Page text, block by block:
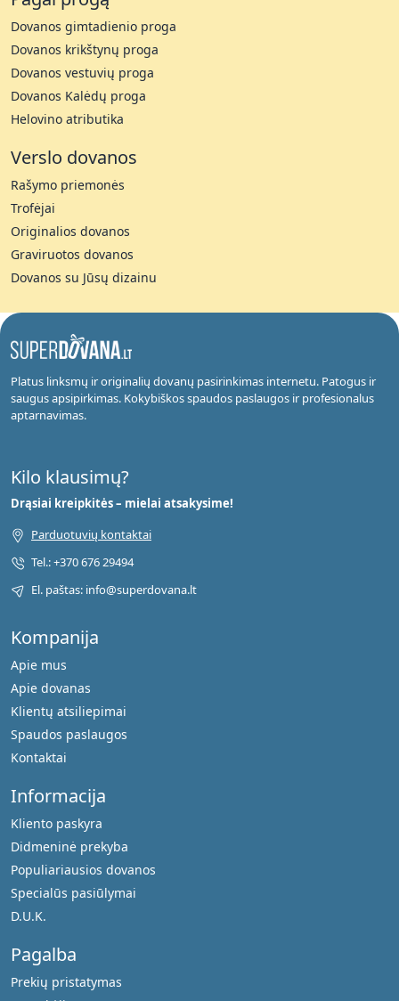
Dovanos gimtadienio proga
Dovanos krikštynų proga
Dovanos vestuvių proga
Dovanos Kalėdų proga
Helovino atributika
Verslo dovanos
Rašymo priemonės
Trofėjai
Originalios dovanos
Graviruotos dovanos
Dovanos su Jūsų dizainu
Platus linksmų ir originalių dovanų pasirinkimas internetu. Patogus ir
saugus apsipirkimas. Kokybiškos spaudos paslaugos ir profesionalus
aptarnavimas.
Kompanija
Apie mus
Apie dovanas
Klientų atsiliepimai
Spaudos paslaugos
Kontaktai
Informacija
Kliento paskyra
Didmeninė prekyba
Populiariausios dovanos
Specialūs pasiūlymai
D.U.K.
Pagalba
Prekių pristatymas
Kilo klausimų?
Drąsiai kreipkitės – mielai atsakysime!
Parduotuvių kontaktai
Tel.: +370 676 29494
El. paštas: info@superdovana.lt